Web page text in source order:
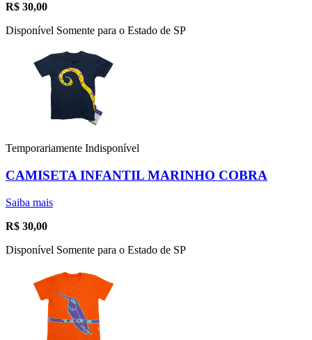
R$ 30,00
Disponível Somente para o Estado de SP
Temporariamente Indisponível
CAMISETA INFANTIL MARINHO COBRA
Saiba mais
R$ 30,00
Disponível Somente para o Estado de SP